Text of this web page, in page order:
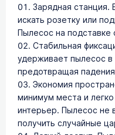
Зарядная
искать розетку или
Пылесос на подставке
Стабильная
удерживает пылесос
предотвращая
Экономия
минимум места и
интерьер. Пылесос не
получить случайные